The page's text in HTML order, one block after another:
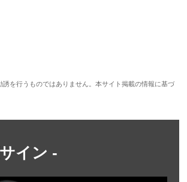
を行うものではありません。本サイト掲載の情報に基づ
イン -